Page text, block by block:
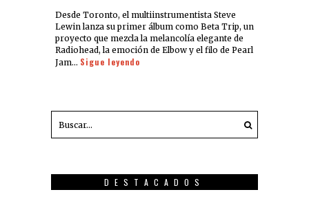
Desde Toronto, el multiinstrumentista Steve
Lewin lanza su primer álbum como Beta Trip, un
proyecto que mezcla la melancolía elegante de
Radiohead, la emoción de Elbow y el filo de Pearl
Jam… Sigue leyendo
DESTACADOS